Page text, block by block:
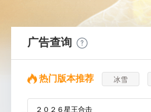
广告查询
热门版本推荐 冰雪